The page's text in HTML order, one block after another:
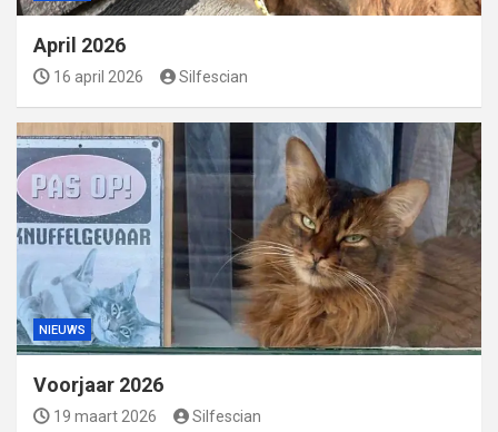
April 2026
16 april 2026 Silfescian
NIEUWS
Voorjaar 2026
19 maart 2026 Silfescian